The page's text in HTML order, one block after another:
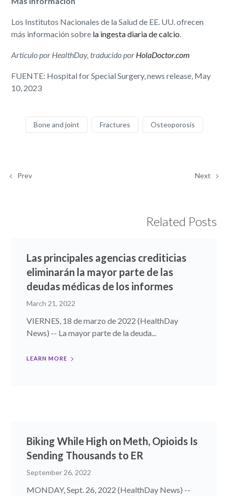
Los Institutos Nacionales de la Salud de EE. UU. ofrecen
más información sobre la ingesta diaria de calcio.
Artículo por HealthDay, traducido por HolaDoctor.com
FUENTE: Hospital for Special Surgery, news release, May
10, 2023
Bone and joint Fractures Osteoporosis
Prev Next
Related Posts
Las principales agencias crediticias
eliminarán la mayor parte de las
deudas médicas de los informes
March 21, 2022
VIERNES, 18 de marzo de 2022 (HealthDay
News) -- La mayor parte de la deuda...
LEARN MORE
Biking While High on Meth, Opioids Is
Sending Thousands to ER
September 26, 2022
MONDAY, Sept. 26, 2022 (HealthDay News) --